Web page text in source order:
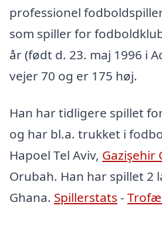
professionel
som spiller for
år (født d. 23. maj 1996 i
vejer 70 og er 175 høj.
Han har tidligere spillet
og har bl.a. trukket i
Hapoel Tel Aviv, Gazişehir
Orubah. Han har spillet 2
Ghana. Spillerstats -